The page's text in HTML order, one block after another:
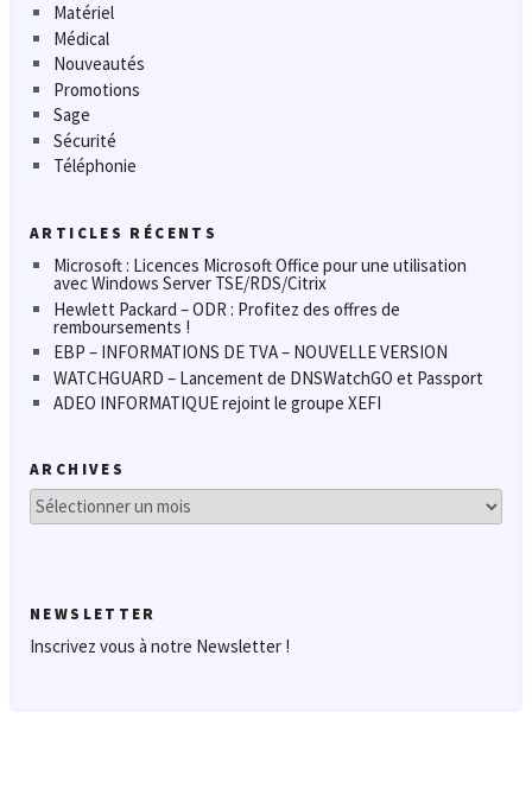
Matériel
Médical
Nouveautés
Promotions
Sage
Sécurité
Téléphonie
ARTICLES RÉCENTS
Microsoft : Licences Microsoft Office pour une utilisation
avec Windows Server TSE/RDS/Citrix
Hewlett Packard – ODR : Profitez des offres de
remboursements !
EBP – INFORMATIONS DE TVA – NOUVELLE VERSION
WATCHGUARD – Lancement de DNSWatchGO et Passport
ADEO INFORMATIQUE rejoint le groupe XEFI
ARCHIVES
Archives
NEWSLETTER
Inscrivez vous à notre Newsletter !